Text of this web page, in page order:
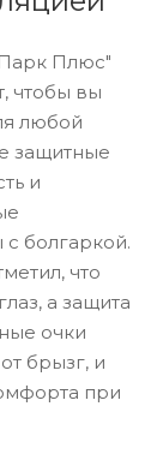
Плюс"
чтобы вы
любой
защитные
и
болгаркой.
что
а защита
очки
брызг, и
при